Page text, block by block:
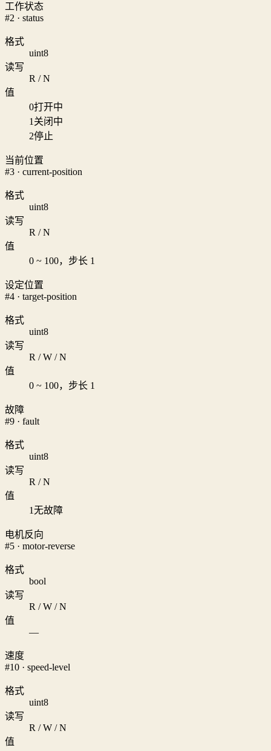
工作状态
#2 · status
格式
uint8
读写
R / N
值
0打开中
1 关闭中
2停止
当前位置
#3 · current-position
格式
uint8
读写
R / N
值
0 ~ 100，步长 1
设定位置
#4 · target-position
格式
uint8
读写
R / W / N
值
0 ~ 100，步长 1
故障
#9 · fault
格式
uint8
读写
R / N
值
1无故障
电机反向
#5 · motor-reverse
格式
bool
读写
R / W / N
值
—
速度
#10 · speed-level
格式
uint8
读写
R / W / N
值